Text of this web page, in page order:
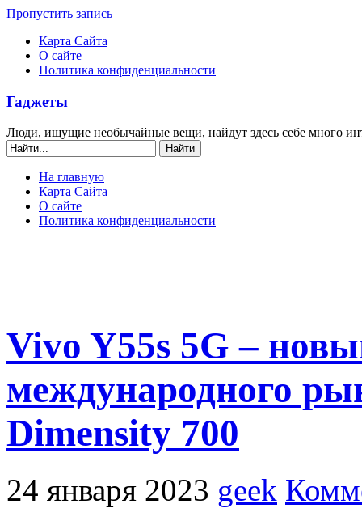
Пропустить запись
Карта Сайта
О сайте
Политика конфиденциальности
Гаджеты
Люди, ищущие необычайные вещи, найдут здесь себе много
На главную
Карта Сайта
О сайте
Политика конфиденциальности
Vivo Y55s 5G –
международного
Dimensity 700
24 января 2023 geek